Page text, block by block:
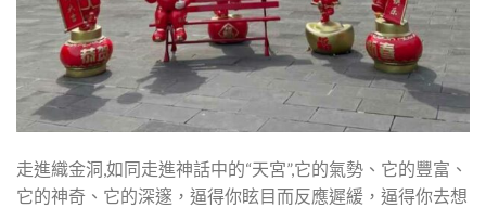
走進織金洞,如同走進神話中的“天宮”,它的氣勢、它的豐富、
它的神奇、它的深邃，逼得你眩目而反應遲緩，逼得你去想